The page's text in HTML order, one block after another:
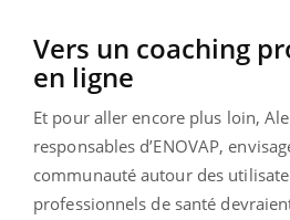
Vers un coaching
en ligne
Et pour aller encore plus loin,
responsables d’ENOVAP,
communauté autour des
professionnels de santé